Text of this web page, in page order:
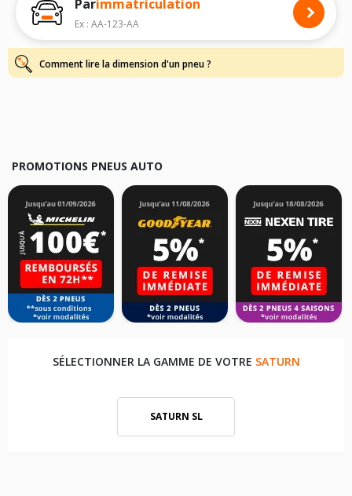
dimensions de vos pneus pourSATURN: voiture, SUV, 4X4 et
camionnette/utilitaire, simplement et rapidement.
Pour cela, veuillez sélectionner la gammeSATURNde votre véhicule ci-
dessous :
Les résultats de votre recherche sont donnés à titre indicatif. Il est
Parimmatriculation
Ex : AA-123-AA
Comment lire la dimension d'un pneu ?
PROMOTIONS PNEUS AUTO
SÉLECTIONNER LA GAMME DE VOTRE SATURN
SATURN SL